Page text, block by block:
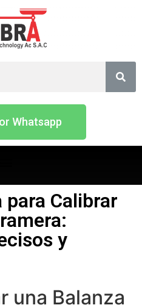
Whatsapp
para Calibrar
y
una Balanza